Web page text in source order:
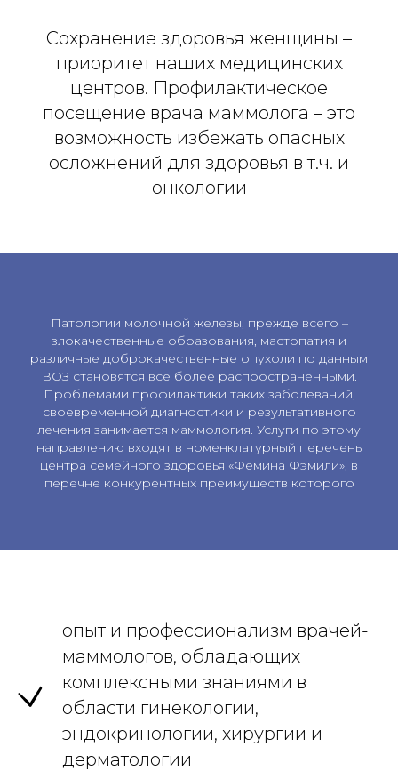
Сохранение здоровья женщины –
приоритет наших медицинских
центров. Профилактическое
посещение врача маммолога – это
возможность избежать опасных
осложнений для здоровья в т.ч. и
онкологии
Патологии молочной железы, прежде всего –
злокачественные образования, мастопатия и
различные доброкачественные опухоли по данным
ВОЗ становятся все более распространенными.
Проблемами профилактики таких заболеваний,
своевременной диагностики и результативного
лечения занимается маммология. Услуги по этому
направлению входят в номенклатурный перечень
центра семейного здоровья «Фемина Фэмили», в
перечне конкурентных преимуществ которого
опыт и профессионализм врачей-
маммологов, обладающих
комплексными знаниями в
области гинекологии,
эндокринологии, хирургии и
дерматологии